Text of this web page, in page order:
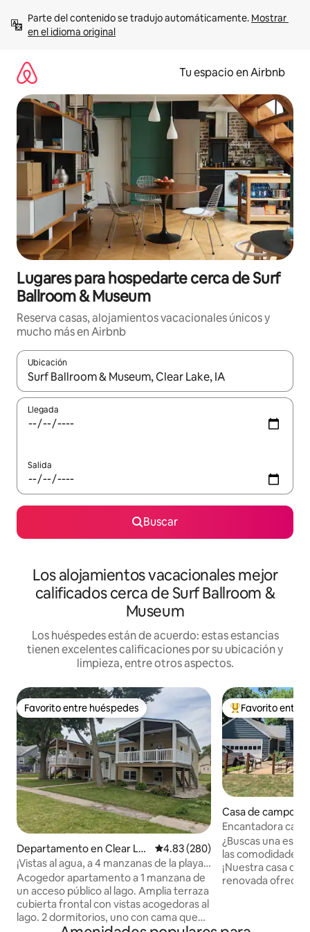
contenido
Parte del contenido se tradujo automáticamente. Mostrar
en el idioma original
Tu espacio en Airbnb
Lugares para hospedarte cerca de Surf
Ballroom & Museum
Reserva casas, alojamientos vacacionales únicos y
mucho más en Airbnb
Ubicación
Cuando los resultados estén disponibles, podrás navegar
Llegada
Salida
Buscar
Los alojamientos vacacionales mejor
calificados cerca de Surf Ballroom &
Museum
Los huéspedes están de acuerdo: estas estancias
tienen excelentes calificaciones por su ubicación y
limpieza, entre otros aspectos.
Favorito entre huéspedes
Favorito entre huéspedes
Departamento en Clear Lak
e
Calificación promedio: 4.83 de
4.83 (280)
¡Vistas al agua, a 4 manzanas de la playa
pública y del centro de la ciudad!
Acogedor apartamento a 1 manzana de
un acceso público al lago. Amplia terraza
cubierta frontal con vistas acogedoras al
lago. 2 dormitorios, uno con cama queen
De los mejores
Favorito entre
Casa de campo
ke
Encantadora
al lago, con
instalaciones
¿Buscas una
las comodidades
¡Nuestra casa de
renovada ofrece